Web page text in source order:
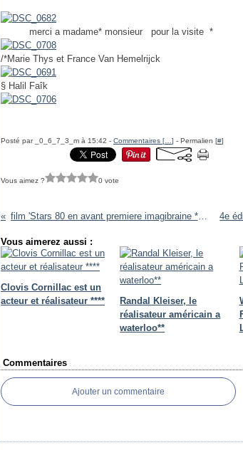
merci a madame* monsieur pour la visite *
/*Marie Thys et France Van Hemelrijck
§ Halil Faîk
Posté par _0_6_7_3_m à 15:42 - Commentaires [ ] - Permalien [#]
Vous aimez ? 0 vote
film 'Stars 80 en avant premiere imagibraine **( en photos **)
Vous aimerez aussi :
Clovis Cornillac est un
acteur et réalisateur ****
Randal Kleiser, le
réalisateur américain a
waterloo**
Commentaires
Ajouter un commentaire